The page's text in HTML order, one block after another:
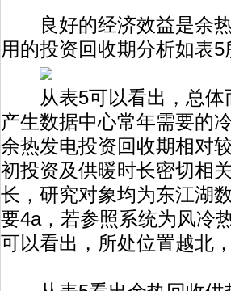
良好的经济效益是余热
用的投资回收期分析如表5
从表5可以看出，总体
产生数据中心常年需要的
余热发电投资回收期相对
初投资及供暖时长密切相
长，研究对象均为东江湖
要4a，若参照系统为风冷
可以看出，所处位置越北